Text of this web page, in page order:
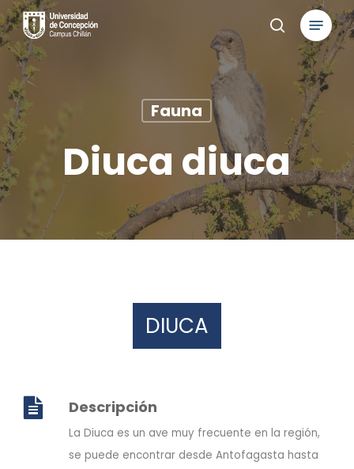
Skip
to
main
content
search
Menu
Fauna
Diuca diuca
DIUCA
Descripción
La Diuca es un ave muy frecuente en la región,
se puede encontrar desde Antofagasta hasta